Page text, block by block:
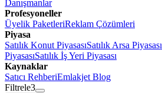
Danışmanlar
Profesyoneller
Üyelik PaketleriReklam Çözümleri
Piyasa
Satılık Konut PiyasasıSatılık Arsa Piyasası
PiyasasıSatılık İş Yeri Piyasası
Kaynaklar
Satıcı RehberiEmlakjet Blog
Filtrele3